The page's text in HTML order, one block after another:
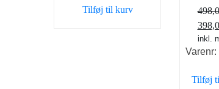
Tilføj til kurv
Den
pris
inkl.
Tilføj